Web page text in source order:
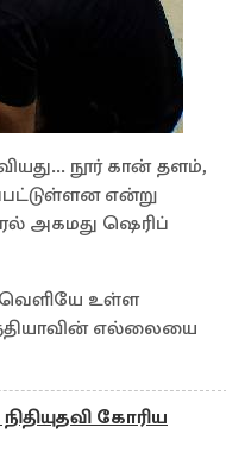
நூர் கான் தளம்,
என்று
அகமது ஷெரிப்
வெளியே உள்ள
எல்லையை
கோரிய